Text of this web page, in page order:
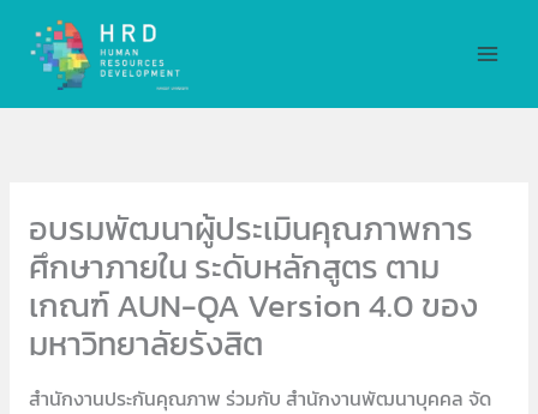
content
อบรมพัฒนาผู้ประเมินคุณภาพการ
ศึกษาภายใน ระดับหลักสูตร ตาม
เกณฑ์ AUN-QA Version 4.0 ของ
มหาวิทยาลัยรังสิต
สำนักงานประกันคุณภาพ ร่วมกับ สำนักงานพัฒนาบุคคล จัด